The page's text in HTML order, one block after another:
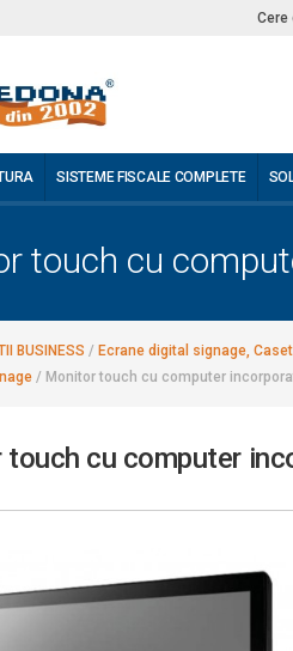
Cere
SISTEME FISCALE COMPLETE
touch cu
BUSINESS / Ecrane digital signage,
/ Monitor touch cu computer
cu computer